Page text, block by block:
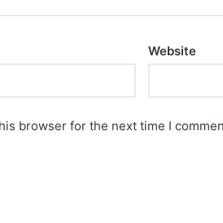
Website
browser for the next time I